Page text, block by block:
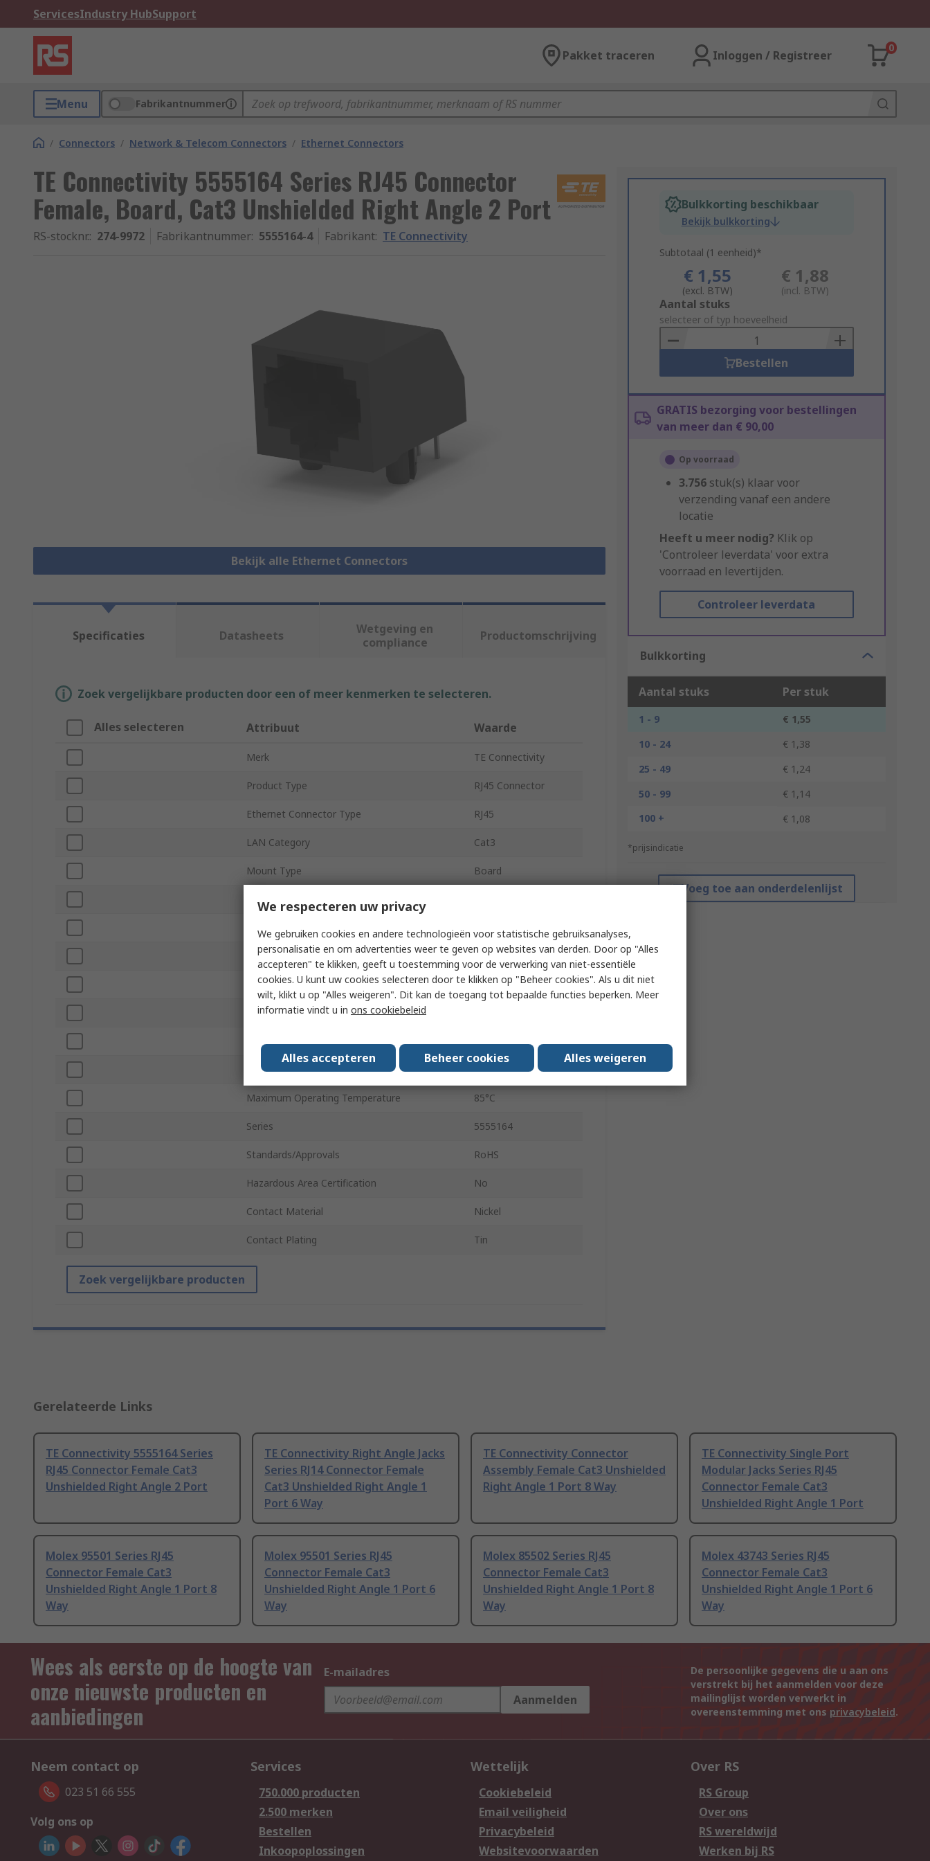
ServicesIndustry HubSupport
Pakket traceren Inloggen / Registreer
0
Menu Fabrikantnummer
/ Connectors / Network & Telecom Connectors / Ethernet Connectors
TE Connectivity 5555164 Series RJ45 Connector
Female, Board, Cat3 Unshielded Right Angle 2 Port
RS-stocknr.: 274-9972 Fabrikantnummer: 5555164-4 Fabrikant: TE Connectivity
Bekijk alle Ethernet Connectors
Bulkkorting beschikbaar
Bekijk bulkkorting
Subtotaal (1 eenheid)*
€ 1,55
(excl. BTW)
€ 1,88
(incl. BTW)
Add
to
Basket
Aantal stuks
selecteer of typ hoeveelheid
Bestellen
GRATIS bezorging voor bestellingen
van meer dan € 90,00
Op voorraad
3.756 stuk(s) klaar voor
verzending vanaf een andere
locatie
Heeft u meer nodig? Klik op
'Controleer leverdata' voor extra
voorraad en levertijden.
Controleer leverdata
Bulkkorting
Aantal stuks Per stuk
1 - 9
€ 1,55
10 - 24
€ 1,38
25 - 49
€ 1,24
50 - 99
€ 1,14
100 +
€ 1,08
*prijsindicatie
Voeg toe aan onderdelenlijst
Specificaties Datasheets
Wetgeving en
compliance
Productomschrijving
Zoek vergelijkbare producten door een of meer kenmerken te selecteren.
Alles selecteren Attribuut Waarde
Merk TE Connectivity
Product Type RJ45 Connector
Ethernet Connector Type RJ45
LAN Category Cat3
Mount Type Board
Number of Ports
Connector Gender Female
Connector Type RJ45
Shield Type Unshielded
Orientation
LED No
Minimum Operating Temperature -45°C
Maximum Operating Temperature 85°C
Series 5555164
Standards/Approvals RoHS
Hazardous Area Certification No
Contact Material Nickel
Contact Plating Tin
Zoek vergelijkbare producten
Gerelateerde Links
TE Connectivity 5555164 Series
RJ45 Connector Female Cat3
Unshielded Right Angle 2 Port
TE Connectivity Right Angle Jacks
Series RJ14 Connector Female
Cat3 Unshielded Right Angle 1
Port 6 Way
TE Connectivity Connector
Assembly Female Cat3 Unshielded
Right Angle 1 Port 8 Way
TE Connectivity Single Port
Modular Jacks Series RJ45
Connector Female Cat3
Unshielded Right Angle 1 Port
Molex 95501 Series RJ45
Connector Female Cat3
Unshielded Right Angle 1 Port 8
Way
Molex 95501 Series RJ45
Connector Female Cat3
Unshielded Right Angle 1 Port 6
Way
Molex 85502 Series RJ45
Connector Female Cat3
Unshielded Right Angle 1 Port 8
Way
Molex 43743 Series RJ45
Connector Female Cat3
Unshielded Right Angle 1 Port 6
Way
Wees als eerste op de hoogte van
onze nieuwste producten en
aanbiedingen
E-mailadres
Aanmelden
De persoonlijke gegevens die u aan ons
verstrekt bij het aanmelden voor deze
mailinglijst worden verwerkt in
overeenstemming met ons privacybeleid.
Neem contact op
023 51 66 555
Volg ons op
Services
750.000 producten
2.500 merken
Bestellen
Inkoopoplossingen
Wettelijk
Cookiebeleid
Email veiligheid
Privacybeleid
Websitevoorwaarden
Over RS
RS Group
Over ons
RS wereldwijd
Werken bij RS
We respecteren uw privacy
We gebruiken cookies en andere technologieën voor statistische gebruiksanalyses,
personalisatie en om advertenties weer te geven op websites van derden. Door op "Alles
accepteren" te klikken, geeft u toestemming voor de verwerking van niet-essentiële
cookies. U kunt uw cookies selecteren door te klikken op "Beheer cookies". Als u dit niet
wilt, klikt u op "Alles weigeren". Dit kan de toegang tot bepaalde functies beperken. Meer
informatie vindt u in ons cookiebeleid
Alles accepteren Beheer cookies Alles weigeren